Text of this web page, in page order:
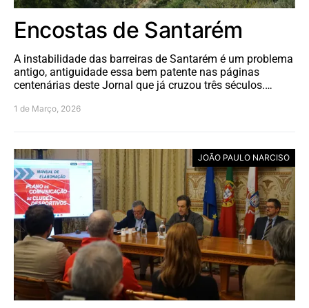
Encostas de Santarém
A instabilidade das barreiras de Santarém é um problema
antigo, antiguidade essa bem patente nas páginas
centenárias deste Jornal que já cruzou três séculos.…
1 de Março, 2026
JOÃO PAULO NARCISO